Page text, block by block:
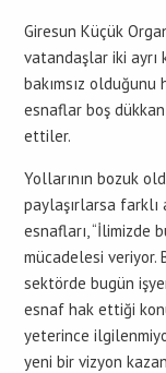
Giresun Küçük
vatandaşlar iki ayrı
bakımsız
esnaflar boş
ettiler.
Yollarının bozuk
paylaşırlarsa farklı
esnafları, “İlimizde
mücadelesi veriyor.
sektörde bugün
esnaf hak ettiği
yeterince
yeni bir vizyon